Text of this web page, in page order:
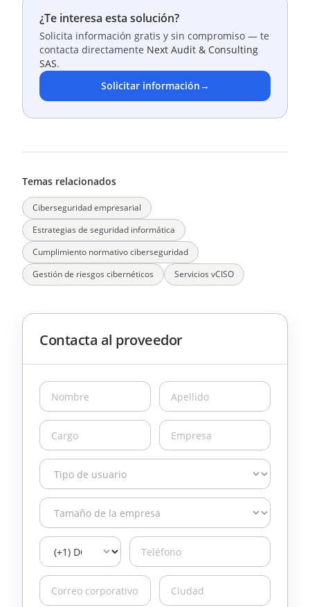
¿Te interesa esta solución?
Solicita información gratis y sin compromiso — te
contacta directamente Next Audit & Consulting
SAS.
Solicitar información→
Temas relacionados
Ciberseguridad empresarial
Estrategias de seguridad informática
Cumplimiento normativo ciberseguridad
Gestión de riesgos cibernéticos
Servicios vCISO
Contacta al proveedor